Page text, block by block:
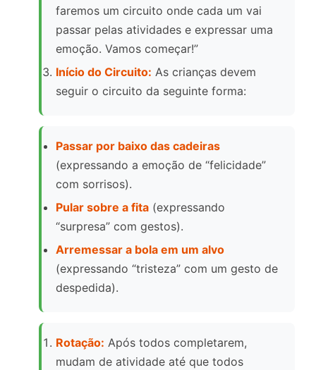
faremos um circuito onde cada um vai
passar pelas atividades e expressar uma
emoção. Vamos começar!”
Início do Circuito: As crianças devem
seguir o circuito da seguinte forma:
Passar por baixo das cadeiras
(expressando a emoção de “felicidade”
com sorrisos).
Pular sobre a fita (expressando
“surpresa” com gestos).
Arremessar a bola em um alvo
(expressando “tristeza” com um gesto de
despedida).
Rotação: Após todos completarem,
mudam de atividade até que todos